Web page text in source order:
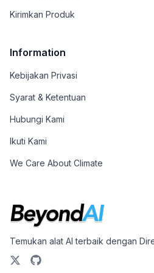
Kirimkan Produk
Information
Kebijakan Privasi
Syarat & Ketentuan
Hubungi Kami
Ikuti Kami
We Care About Climate
Temukan alat AI terbaik dengan